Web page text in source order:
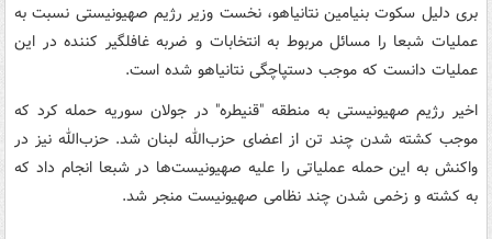
بری دلیل سکوت بنیامین نتانیاهو، نخست وزیر رژیم صهیونیستی نسبت به
عملیات شبعا را مسائل مربوط به انتخابات و ضربه غافلگیر کننده در این
عملیات دانست که موجب دستپاچگی نتانیاهو شده است.
اخیر رژیم صهیونیستی به منطقه "قنیطره" در جولان سوریه حمله کرد که
موجب کشته شدن چند تن از اعضای حزب‌الله لبنان شد. حزب‌الله نیز در
واکنش به این حمله عملیاتی را علیه صهیونیست‌ها در شبعا انجام داد که
به کشته و زخمی شدن چند نظامی صهیونیست منجر شد.